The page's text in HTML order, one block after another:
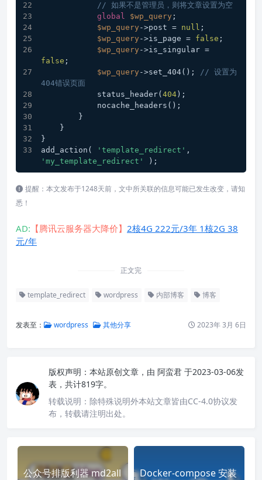
// 如果不是管理员，则将文章设置为空
global
$wp_query ;
$wp_query ->post = null ;
$wp_query ->is_page = false ;
$wp_query
false ;
$wp_query ->set_404(); // 设置为
404错误页面
            status_header(
404 );
            nocache_headers();
        }
    }
}
add_action(
'template_redirect'
'my_template_redirect'
);
提醒：本文发布于1248天前，文中所关联的信息可能已发生改变，请知
悉！
AD: 【腾讯云服务器大降价】 2核4G 222元/3年 1核2G 38
元/年
正文完
template_redirect wordpress 内部博客 博客
发表至： wordpress 其他分享 2023年 3月 6日
版权声明： 本站原创文章，由 阿蛮君 于2023-03-06发
表，共计819字。
转载说明： 除特殊说明外本站文章皆由CC-4.0协议发
布，转载请注明出处。
公众号排版利器 md2all
Docker-compose 安装